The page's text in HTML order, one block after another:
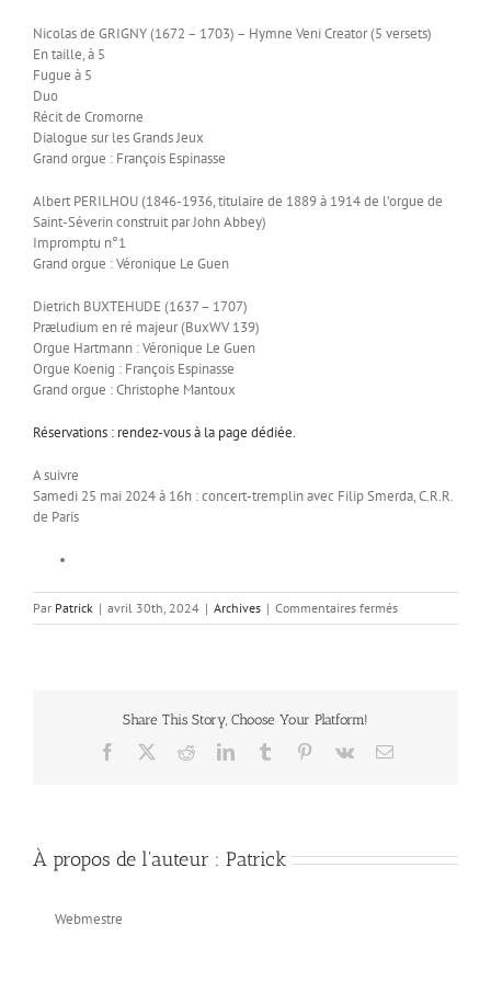
Nicolas de GRIGNY (1672 – 1703) – Hymne Veni Creator (5 versets)
En taille, à 5
Fugue à 5
Duo
Récit de Cromorne
Dialogue sur les Grands Jeux
Grand orgue : François Espinasse
Albert PERILHOU (1846-1936, titulaire de 1889 à 1914 de l’orgue de
Saint-Séverin construit par John Abbey)
Impromptu n°1
Grand orgue : Véronique Le Guen
Dietrich BUXTEHUDE (1637 – 1707)
Præludium en ré majeur (BuxWV 139)
Orgue Hartmann : Véronique Le Guen
Orgue Koenig : François Espinasse
Grand orgue : Christophe Mantoux
Réservations : rendez-vous à la page dédiée.
A suivre
Samedi 25 mai 2024 à 16h : concert-tremplin avec Filip Smerda, C.R.R.
de Paris
Par Patrick | avril 30th, 2024 | Archives | Commentaires ferméssur
Plein-
Share This Story, Choose Your Platform!
Facebook RedditLinkedInTumblr Pinterest
Vk Email
À propos de l'auteur : Patrick
Webmestre